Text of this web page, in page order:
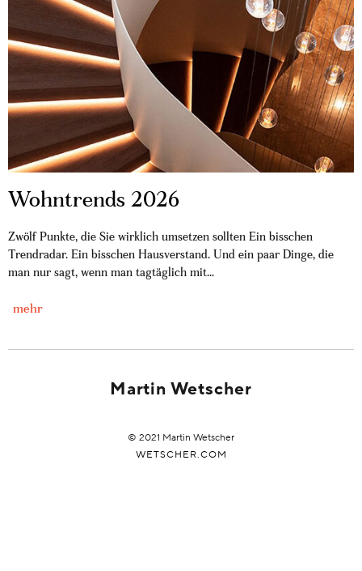
Wohntrends 2026
Zwölf Punkte, die Sie wirklich umsetzen sollten Ein bisschen
Trendradar. Ein bisschen Hausverstand. Und ein paar Dinge, die
man nur sagt, wenn man tagtäglich mit...
mehr
Martin Wetscher
© 2021 Martin Wetscher
WETSCHER.COM